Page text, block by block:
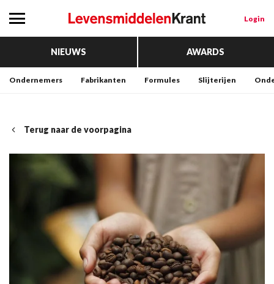
Login
NIEUWS AWARDS
Ondernemers Fabrikanten Formules Slijterijen
Terug naar de voorpagina